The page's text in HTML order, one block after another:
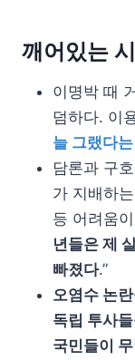
깨어있는
이명박 때
덤하다. 이
늘 그랬다
담론과 구
가 지배하
등 어려움
년들은 제
빠졌다.”
오염수 논
독립 투사
국민들이